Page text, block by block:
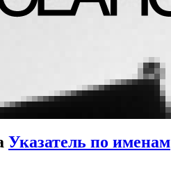
Указатель по именам